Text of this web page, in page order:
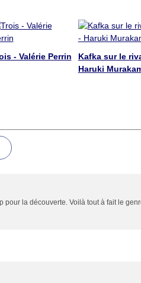
- Valérie Perrin
Kafka sur le
Haruki
la découverte. Voilà tout à fait le